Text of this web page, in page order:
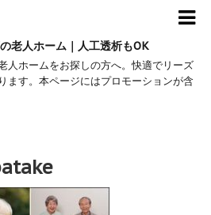
老人ホーム｜人工透析もOK
人ホームをお探しの方へ。快適でリーズ
ます。本ページにはプロモーションが含